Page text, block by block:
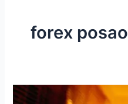
forex posao